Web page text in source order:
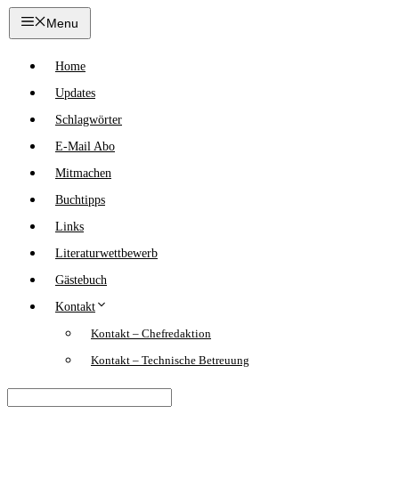
Zum
Inhalt
Menu
Home
Updates
Schlagwörter
E-Mail Abo
Mitmachen
Buchtipps
Links
Literaturwettbewerb
Gästebuch
Kontakt
Kontakt – Chefredaktion
Kontakt – Technische Betreuung